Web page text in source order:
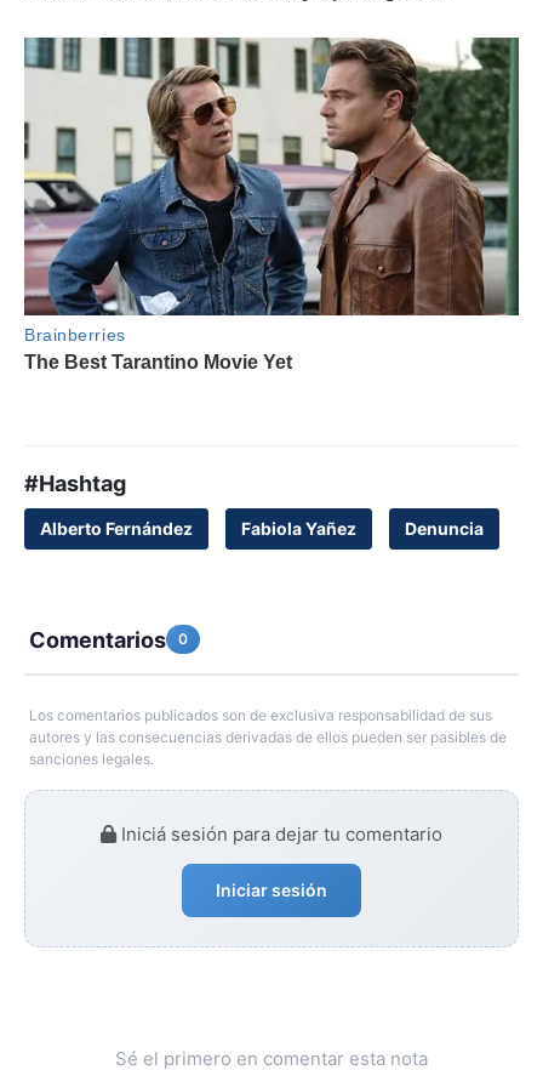
#Hashtag
Alberto Fernández Fabiola Yañez Denuncia
Comentarios 0
Los comentarios publicados son de exclusiva responsabilidad de sus
autores y las consecuencias derivadas de ellos pueden ser pasibles de
sanciones legales.
Iniciá sesión para dejar tu comentario
Iniciar sesión
Sé el primero en comentar esta nota